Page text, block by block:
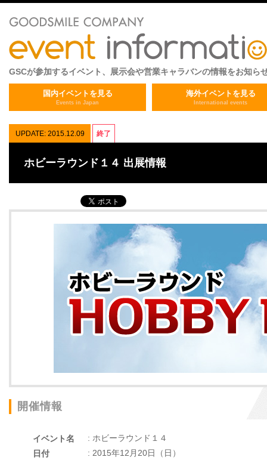
GSCが参加するイベント、展示会や営業キャラバンの情報をお知ら
国内イベントを見る
Events in Japan
海外イベントを見る
International events
UPDATE: 2015.12.09 終了
ホビーラウンド１４ 出展情報
開催情報
イベント名
: ホビーラウンド１４
日付
: 2015年12月20日（日）